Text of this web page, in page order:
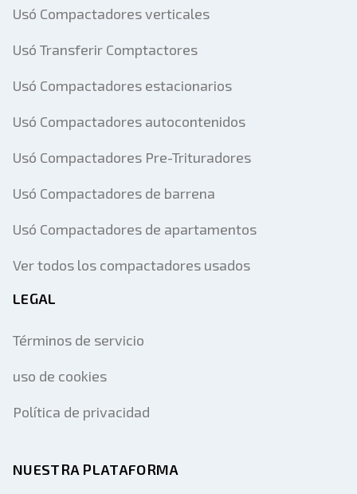
Usó Compactadores verticales
Usó Transferir Comptactores
Usó Compactadores estacionarios
Usó Compactadores autocontenidos
Usó Compactadores Pre-Trituradores
Usó Compactadores de barrena
Usó Compactadores de apartamentos
Ver todos los compactadores usados
LEGAL
Términos de servicio
uso de cookies
Política de privacidad
NUESTRA PLATAFORMA